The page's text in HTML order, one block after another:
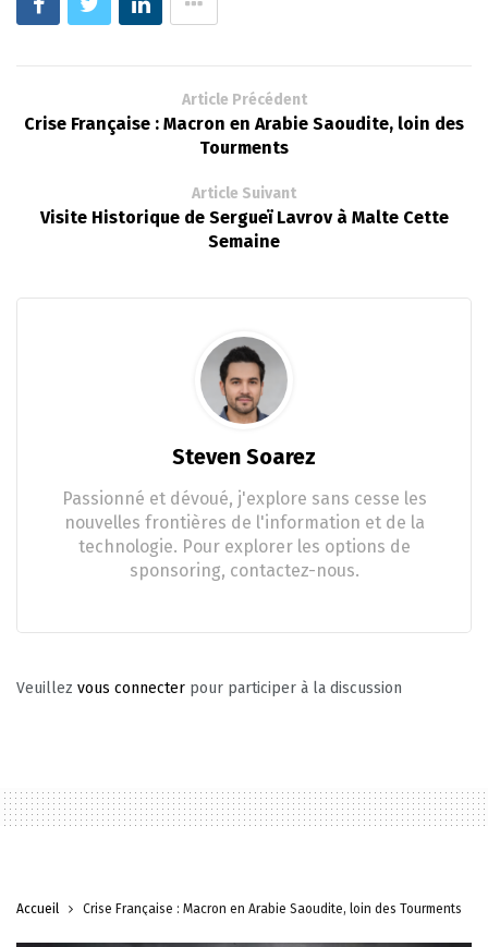
Article Précédent
Crise Française : Macron en Arabie Saoudite, loin des
Tourments
Article Suivant
Visite Historique de Sergueï Lavrov à Malte Cette
Semaine
Steven Soarez
Passionné et dévoué, j'explore sans cesse les
nouvelles frontières de l'information et de la
technologie. Pour explorer les options de
sponsoring, contactez-nous.
Veuillez vous connecter pour participer à la discussion
Accueil Crise Française : Macron en Arabie Saoudite, loin des Tourments